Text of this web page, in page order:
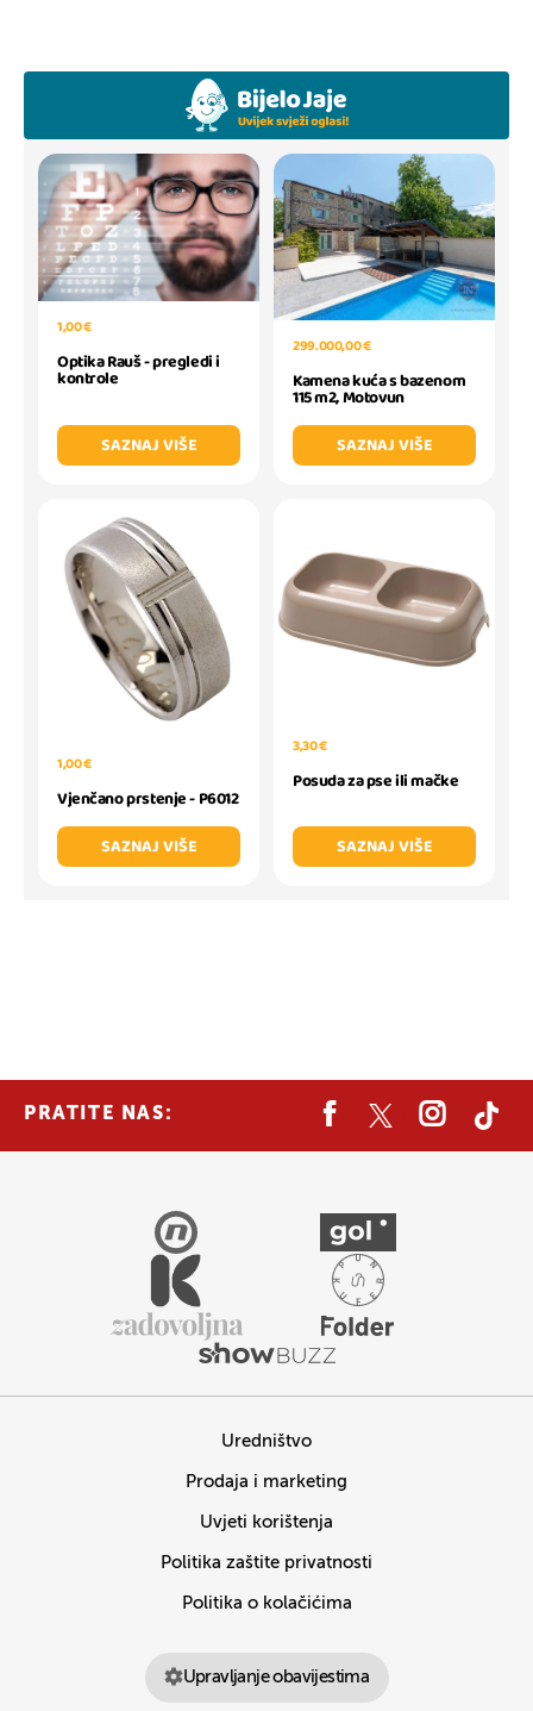
1,00 €
Optika Rauš - pregledi i
kontrole
SAZNAJ VIŠE
299.000,00 €
Kamena kuća s bazenom
115 m2, Motovun
SAZNAJ VIŠE
1,00 €
Vjenčano prstenje - P6012
SAZNAJ VIŠE
3,30 €
Posuda za pse ili mačke
SAZNAJ VIŠE
PRATITE NAS:
Uredništvo
Prodaja i marketing
Uvjeti korištenja
Politika zaštite privatnosti
Politika o kolačićima
Upravljanje obavijestima